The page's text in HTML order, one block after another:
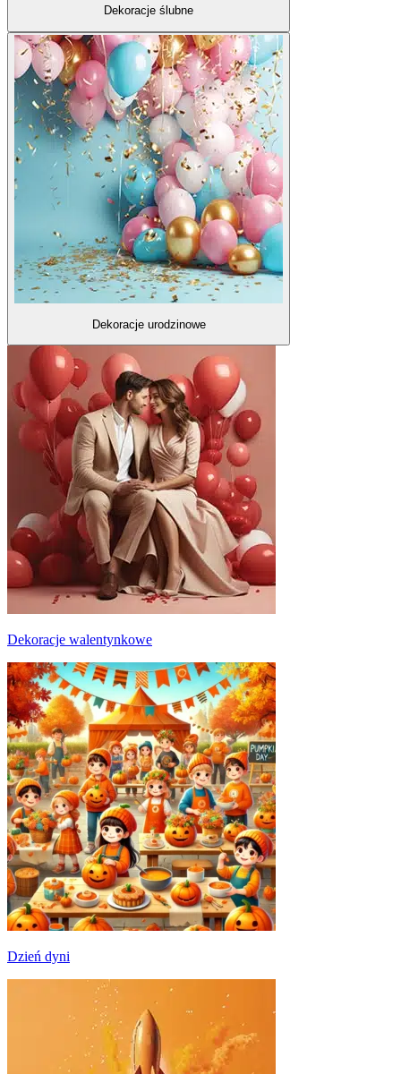
Dekoracje ślubne
Dekoracje urodzinowe
Dekoracje walentynkowe
Dzień dyni